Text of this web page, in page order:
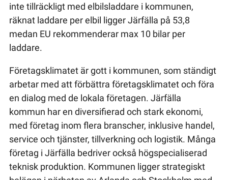
inte tillräckligt med elbilsladdare i kommunen,
räknat laddare per elbil ligger Järfälla på 53,8
medan EU rekommenderar max 10 bilar per
laddare.
Företagsklimatet är gott i kommunen, som ständigt
arbetar med att förbättra företagsklimatet och föra
en dialog med de lokala företagen. Järfälla
kommun har en diversifierad och stark ekonomi,
med företag inom flera branscher, inklusive handel,
service och tjänster, tillverkning och logistik. Många
företag i Järfälla bedriver också högspecialiserad
teknisk produktion. Kommunen ligger strategiskt